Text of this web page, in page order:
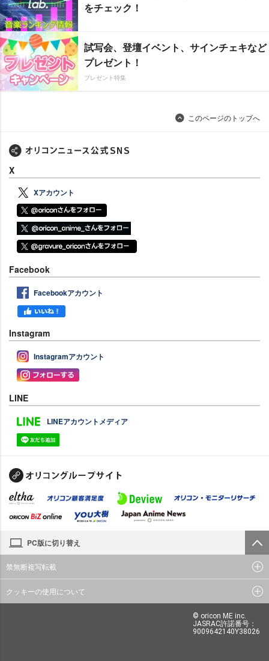
をチェック！
試写会、登壇イベント、サインチェキなど
プレゼント！
プレゼント特集
このページのトップへ
X
Xアカウント
Facebook
Facebookアカウント
Instagram
Instagramアカウント
LINE
LINEアカウントメディア
PC版に切り替え
禁無断複写転載
クッキーの使用について
© oricon ME inc.
JASRAC許諾番号：
9009642140Y38026